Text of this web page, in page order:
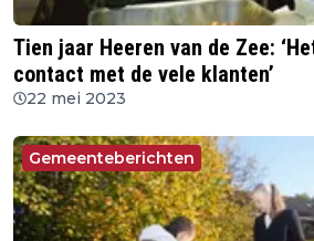
Tien jaar Heeren van de Zee:
contact met de vele klanten’
22 mei 2023
Gemeenteberichten